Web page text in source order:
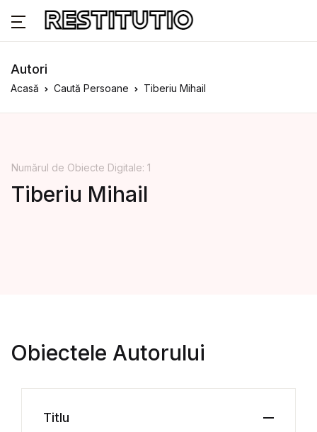
Autori
Acasă Caută Persoane Tiberiu Mihail
Numărul de Obiecte Digitale: 1
Tiberiu Mihail
Obiectele Autorului
Titlu